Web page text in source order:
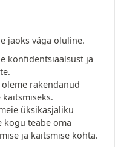
jaoks väga oluline.
konfidentsiaalsust ja
rakendanud
üksikasjaliku
kogu teabe oma
ja kaitsmise kohta.